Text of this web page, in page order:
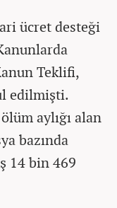
ücret desteği
Teklifi,
edilmişti.
aylığı alan
bazında
14 bin 469